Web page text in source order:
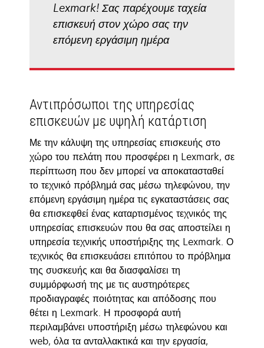
Lexmark! Σας παρέχουμε ταχεία
επισκευή στον χώρο σας την
επόμενη εργάσιμη ημέρα
Αντιπρόσωποι της υπηρεσίας
επισκευών με υψηλή κατάρτιση
Με την κάλυψη της υπηρεσίας επισκευής στο
χώρο του πελάτη που προσφέρει η Lexmark, σε
περίπτωση που δεν μπορεί να αποκατασταθεί
το τεχνικό πρόβλημά σας μέσω τηλεφώνου, την
επόμενη εργάσιμη ημέρα τις εγκαταστάσεις σας
θα επισκεφθεί ένας καταρτισμένος τεχνικός της
υπηρεσίας επισκευών που θα σας αποστείλει η
υπηρεσία τεχνικής υποστήριξης της Lexmark. Ο
τεχνικός θα επισκευάσει επιτόπου το πρόβλημα
της συσκευής και θα διασφαλίσει τη
συμμόρφωσή της με τις αυστηρότερες
προδιαγραφές ποιότητας και απόδοσης που
θέτει η Lexmark. Η προσφορά αυτή
περιλαμβάνει υποστήριξη μέσω τηλεφώνου και
web, όλα τα ανταλλακτικά και την εργασία,